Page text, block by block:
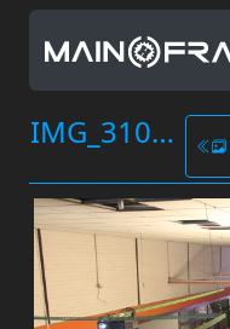
IMG_3107.JPG